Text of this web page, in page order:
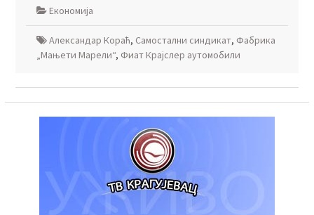
Економија
Александар Кораћ, Самостални синдикат, Фабрика
„Мањети Марели“, Фиат Крајслер aутомобили